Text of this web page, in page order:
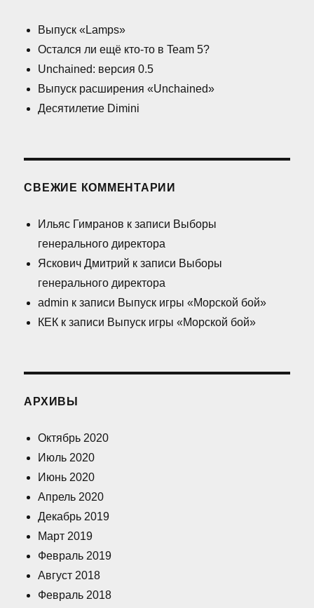
Выпуск «Lamps»
Остался ли ещё кто-то в Team 5?
Unchained: версия 0.5
Выпуск расширения «Unchained»
Десятилетие Dimini
СВЕЖИЕ КОММЕНТАРИИ
Ильяс Гимранов к записи Выборы
генерального директора
Яскович Дмитрий к записи Выборы
генерального директора
admin к записи Выпуск игры «Морской бой»
КЕК к записи Выпуск игры «Морской бой»
АРХИВЫ
Октябрь 2020
Июль 2020
Июнь 2020
Апрель 2020
Декабрь 2019
Март 2019
Февраль 2019
Август 2018
Февраль 2018